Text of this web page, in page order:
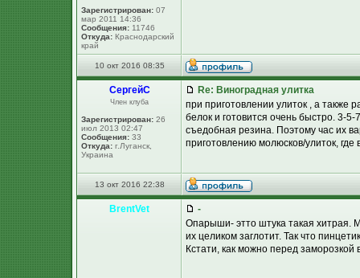
Зарегистрирован: 07
мар 2011 14:36
Сообщения: 11746
Откуда: Краснодарский
край
10 окт 2016 08:35
СергейC
Член клуба
Зарегистрирован: 26
июл 2013 02:47
Сообщения: 33
Откуда: г.Луганск,
Украина
Re: Виноградная улитка
при приготовлении улиток , а также
белок и готовится очень быстро. 3-
съедобная резина. Поэтому час их
приготовлению молюсков/улиток,
13 окт 2016 22:38
BrentVet
-
Опарыши- этто штука такая хитрая.
их целиком заглотит. Так что
Кстати, как можно перед